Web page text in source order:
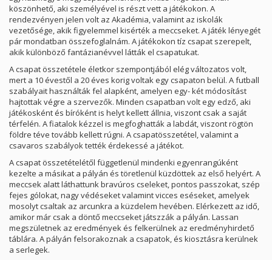
köszönhető, aki személyével is részt vett a játékokon. A
rendezvényen jelen volt az Akadémia, valamint az iskolák
vezetősége, akik figyelemmel kisérték a meccseket. A játék lényegét
pár mondatban összefoglalnám. A játékokon tíz csapat szerepelt,
akik különböző fantázianévvel látták el csapatukat.
A csapat összetétele életkor szempontjából elég változatos volt,
mert a 10 évestől a 20 éves korig voltak egy csapaton belül. A futball
szabályait használták fel alapként, amelyen egy- két módosítást
hajtottak végre a szervezők. Minden csapatban volt egy edző, aki
játékosként és bíróként is helyt kellett állnia, viszont csak a saját
térfelén. A fiatalok kézzel is megfoghatták a labdát, viszont rögtön
földre téve tovább kellett rúgni. A csapatösszetétel, valamint a
csavaros szabályok tették érdekessé a játékot.
A csapat összetételétől függetlenül mindenki egyenrangúként
kezelte a másikat a pályán és töretlenül küzdöttek az első helyért. A
meccsek alatt láthattunk bravúros cseleket, pontos passzokat, szép
fejes gólokat, nagy védéseket valamint vicces eséseket, amelyek
mosolyt csaltak az arcunkra a küzdelem hevében. Elérkezett az idő,
amikor már csak a döntő meccseket játszzák a pályán. Lassan
megszületnek az eredmények és felkerülnek az eredményhirdető
táblára. A pályán felsorakoznak a csapatok, és kiosztásra kerülnek
a serlegek.